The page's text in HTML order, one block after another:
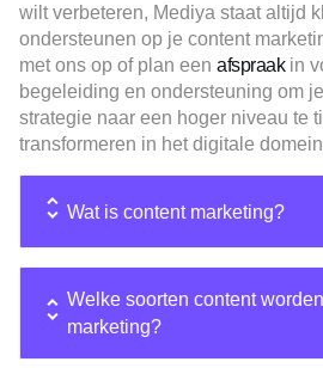
wilt verbeteren, Mediya staat altijd
ondersteunen op je content
met ons op of plan een afspraakin
begeleiding en ondersteuning om
strategie naar een hoger niveau te
transformeren in het digitale
Wat is content marketing?
Welke soorten content
marketing?